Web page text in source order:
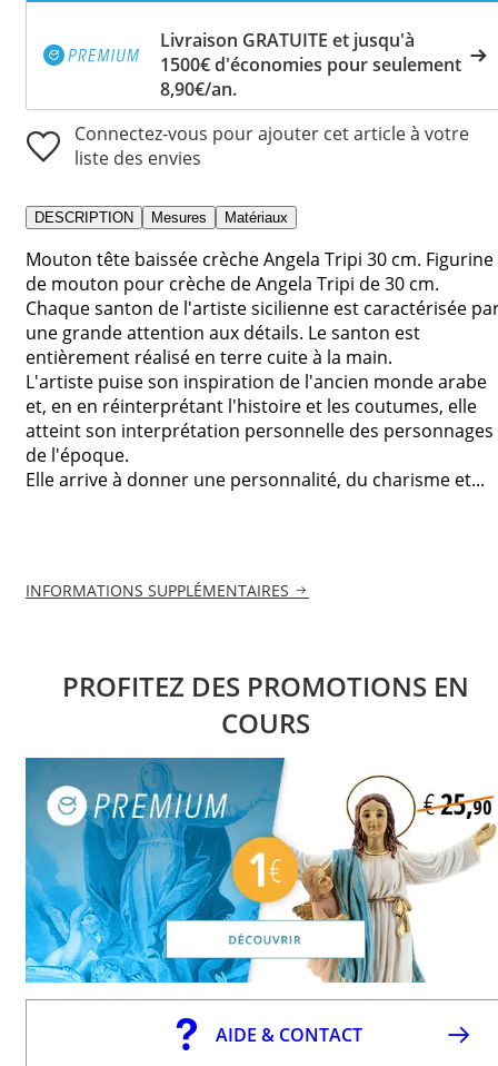
Livraison GRATUITE et jusqu'à
1500€ d'économies pour seulement
8,90€/an.
Connectez-vous pour ajouter cet article à votre
liste des envies
DESCRIPTION Mesures Matériaux
Mouton tête baissée crèche Angela Tripi 30 cm. Figurine
de mouton pour crèche de Angela Tripi de 30 cm.
Chaque santon de l'artiste sicilienne est caractérisée
une grande attention aux détails. Le santon est
entièrement réalisé en terre cuite à la main.
L'artiste puise son inspiration de l'ancien monde arabe
et, en en réinterprétant l'histoire et les coutumes, elle
atteint son interprétation personnelle des personnages
de l'époque.
Elle arrive à donner une personnalité, du charisme et...
INFORMATIONS SUPPLÉMENTAIRES
PROFITEZ DES PROMOTIONS EN
COURS
AIDE & CONTACT